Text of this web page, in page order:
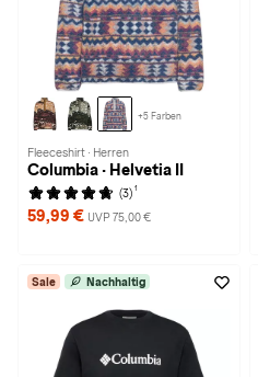
+5 Farben
Fleeceshirt · Herren
Columbia · Helvetia II
(3) 1
59,99 € UVP 75,00 €
Sale Nachhaltig